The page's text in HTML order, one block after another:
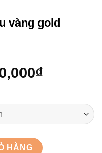
vàng gold
₫
RVN số lượng
HÀNG